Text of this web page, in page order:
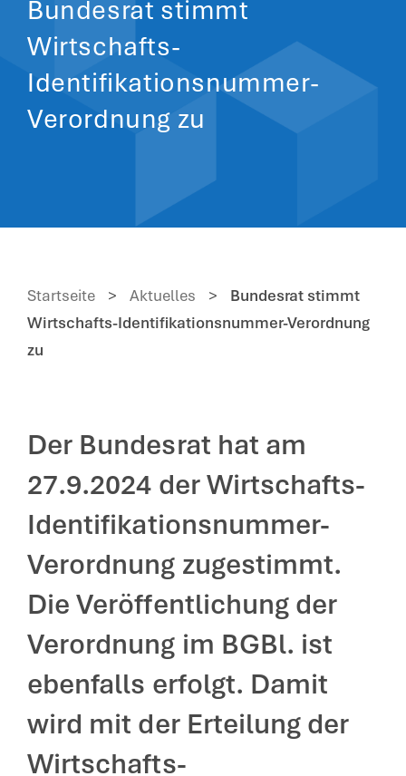
Bundesrat stimmt
Wirtschafts-
Identifikationsnummer-
Verordnung zu
Startseite > Aktuelles >
Bundesrat stimmt
Wirtschafts-Identifikationsnummer-Verordnung
zu
Der Bundesrat hat am
27.9.2024 der Wirtschafts-
Identifikationsnummer-
Verordnung zugestimmt.
Die Veröffentlichung der
Verordnung im BGBl. ist
ebenfalls erfolgt. Damit
wird mit der Erteilung der
Wirtschafts-